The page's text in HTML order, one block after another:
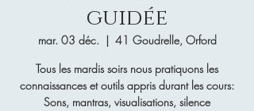
guidée
mar. 03 déc.
  |
41 Goudrelle, Orford
Tous les mardis soirs nous pratiquons les
connaissances et outils appris durant les cours:
Sons, mantras, visualisations, silence